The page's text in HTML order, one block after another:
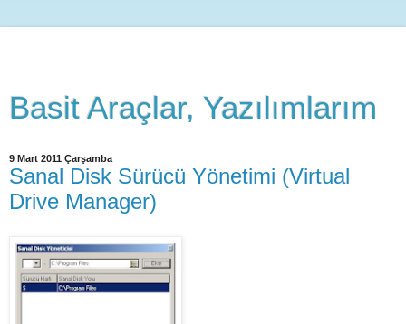
Basit Araçlar, Yazılımlarım
9 Mart 2011 Çarşamba
Sanal Disk Sürücü Yönetimi (Virtual
Drive Manager)